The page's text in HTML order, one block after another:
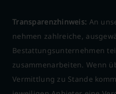
Transparenzhinweis: An
nehmen zahlreiche,
Bestattungsunternehmen
zusammenarbeiten. Wenn
Vermittlung zu Stande